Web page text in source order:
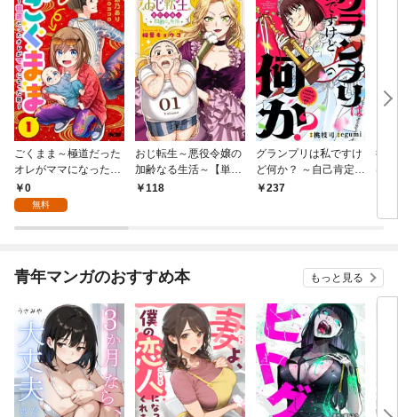
ごくまま～極道だった
オレがママになった話
～【単話】（１）
0
無料
おじ転生～悪役令嬢の
加齢なる生活～【単
話】（１）
118
グランプリは私ですけ
ど何か？ ～自己肯定モ
ンスターのミスコン無
237
後
は
青年マンガのおすすめ本 もっと見る